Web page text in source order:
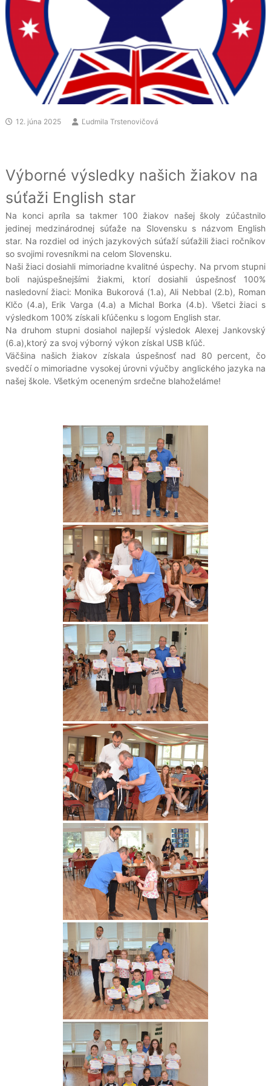
12. júna 2025 Ľudmila Trstenovičová
Výborné výsledky našich žiakov na
súťaži English star
Na konci apríla sa takmer 100 žiakov našej školy zúčastnilo
jedinej medzinárodnej súťaže na Slovensku s názvom English
star. Na rozdiel od iných jazykových súťaží súťažili žiaci ročníkov
so svojimi rovesníkmi na celom Slovensku.
Naši žiaci dosiahli mimoriadne kvalitné úspechy. Na prvom stupni
boli najúspešnejšími žiakmi, ktorí dosiahli úspešnosť 100%
nasledovní žiaci: Monika Bukorová (1.a), Ali Nebbal (2.b), Roman
Klčo (4.a), Erik Varga (4.a) a Michal Borka (4.b). Všetci žiaci s
výsledkom 100% získali kľúčenku s logom English star.
Na druhom stupni dosiahol najlepší výsledok Alexej Jankovský
(6.a),ktorý za svoj výborný výkon získal USB kľúč.
Väčšina našich žiakov získala úspešnosť nad 80 percent, čo
svedčí o mimoriadne vysokej úrovni výučby anglického jazyka na
našej škole. Všetkým oceneným srdečne blahoželáme!